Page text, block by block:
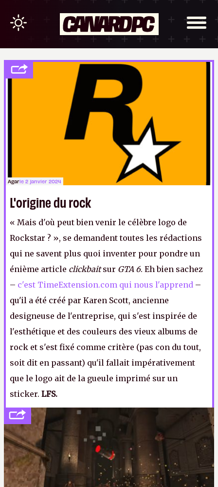
Agarle 2 janvier 2024
L'origine du rock
« Mais d'où peut bien venir le célèbre logo de
Rockstar ? », se demandent toutes les rédactions
qui ne savent plus quoi inventer pour pondre un
énième article clickbaitsur GTA 6. Eh bien sachez
– c'est TimeExtension.com qui nous l'apprend –
qu'il a été créé par Karen Scott, ancienne
designeuse de l'entreprise, qui s'est inspirée de
l'esthétique et des couleurs des vieux albums de
rock et s'est fixé comme critère (pas con du tout,
soit dit en passant) qu'il fallait impérativement
que le logo ait de la gueule imprimé sur un
sticker. LFS.